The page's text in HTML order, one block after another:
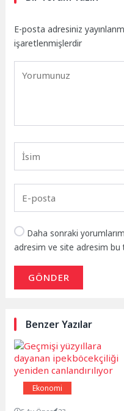
E-posta adresiniz
işaretlenmişlerdir
Daha sonraki
adresim ve site adresim bu
GÖNDER
Benzer Yazılar
Ekonomi